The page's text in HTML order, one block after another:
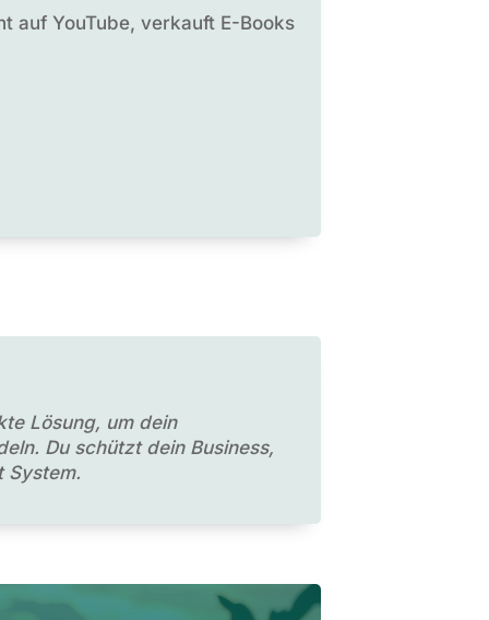
auf YouTube, verkauft E-Books
Lösung, um dein
Du schützt dein Business,
System.